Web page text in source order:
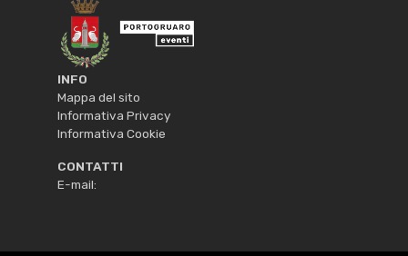
INFO
Mappa del sito
Informativa Privacy
Informativa Cookie
CONTATTI
E-mail: